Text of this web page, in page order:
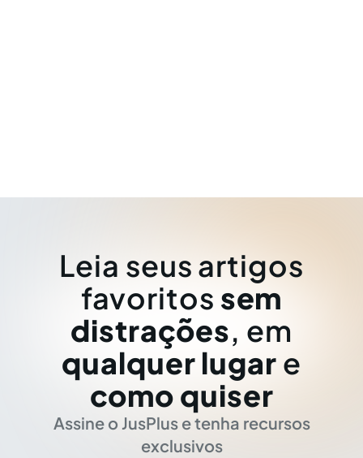
Leia seus artigos
favoritos sem
distrações, em
qualquer lugar e
como quiser
Assine o JusPlus e tenha recursos
exclusivos